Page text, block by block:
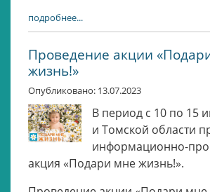
подробнее...
Проведение акции
жизнь!»
Опубликовано: 13.07.2023
В период с 10 по 15
и Томской области
информационно-
акция «Подари мне жизнь!».